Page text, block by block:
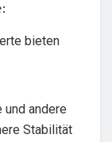
bieten
andere
Stabilität